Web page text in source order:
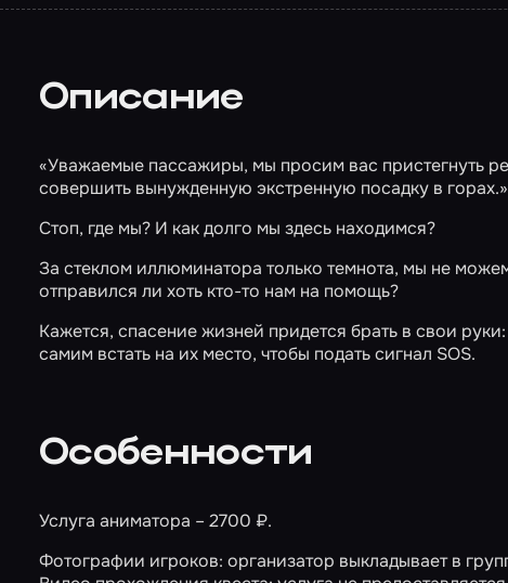
Описание
«Уважаемые пассажиры, мы просим вас пристегнуть
совершить вынужденную экстренную посадку в горах.»
Стоп, где мы? И как долго мы здесь находимся?
За стеклом иллюминатора только темнота, мы не
отправился ли хоть кто-то нам на помощь?
Кажется, спасение жизней придется брать в свои
самим встать на их место, чтобы подать сигнал SOS.
Особенности
Услуга аниматора – 2700 ₽.
Фотографии игроков: организатор выкладывает в